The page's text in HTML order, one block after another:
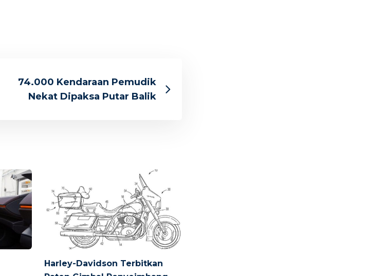
74.000 Kendaraan Pemudik
Nekat Dipaksa Putar Balik
Harley-Davidson Terbitkan